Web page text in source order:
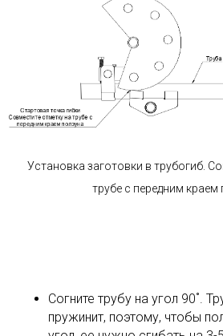
Установка заготовки в трубогиб.
трубе с передним краем
Согните трубу на угол 90˚.
пружинит, поэтому, чтобы